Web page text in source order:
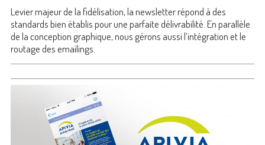
Levier majeur de la fidélisation, la newsletter répond à des
standards bien établis pour une parfaite délivrabilité. En parallèle
de la conception graphique, nous gérons aussi l’intégration et le
routage des emailings.